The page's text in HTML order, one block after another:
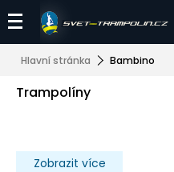
Hlavní stránka Bambino
Trampolíny
Zobrazit více